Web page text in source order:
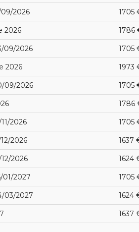
09/2026 1705
2026 1786
09/2026 1705
2026 1973
09/2026 1705
1786
2026 1705
2026 1637
2026 1624
01/2027 1705
03/2027 1624
1637